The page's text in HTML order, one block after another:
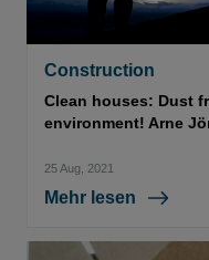
Construction
Clean houses: Dust
environment! Arne
25 Aug, 2021
Mehr lesen